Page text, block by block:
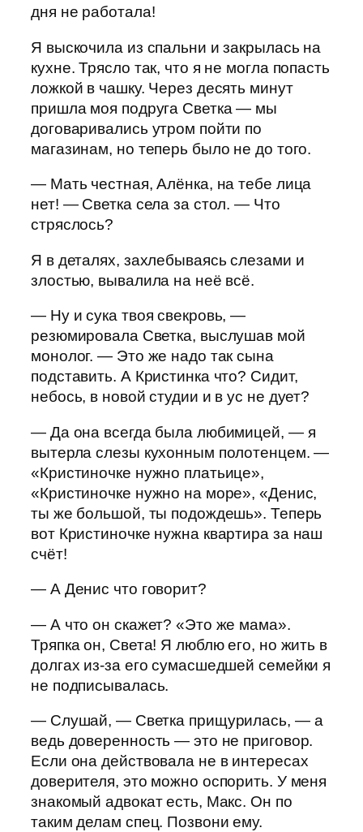
дня не работала!
Я выскочила из спальни и закрылась на
кухне. Трясло так, что я не могла попасть
ложкой в чашку. Через десять минут
пришла моя подруга Светка — мы
договаривались утром пойти по
магазинам, но теперь было не до того.
— Мать честная, Алёнка, на тебе лица
нет! — Светка села за стол. — Что
стряслось?
Я в деталях, захлебываясь слезами и
злостью, вывалила на неё всё.
— Ну и сука твоя свекровь, —
резюмировала Светка, выслушав мой
монолог. — Это же надо так сына
подставить. А Кристинка что? Сидит,
небось, в новой студии и в ус не дует?
— Да она всегда была любимицей, — я
вытерла слезы кухонным полотенцем. —
«Кристиночке нужно платьице»,
«Кристиночке нужно на море», «Денис,
ты же большой, ты подождешь». Теперь
вот Кристиночке нужна квартира за наш
счёт!
— А Денис что говорит?
— А что он скажет? «Это же мама».
Тряпка он, Света! Я люблю его, но жить в
долгах из-за его сумасшедшей семейки я
не подписывалась.
— Слушай, — Светка прищурилась, — а
ведь доверенность — это не приговор.
Если она действовала не в интересах
доверителя, это можно оспорить. У меня
знакомый адвокат есть, Макс. Он по
таким делам спец. Позвони ему.